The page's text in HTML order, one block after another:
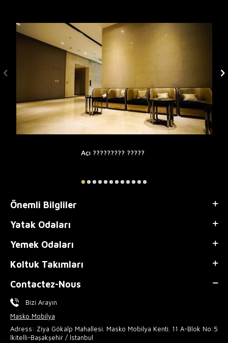
Açı ????????? ?????
Önemli Bilgliler
Yatak Odaları
Yemek Odaları
Koltuk Takımları
Contactez-Nous
Bizi Arayın
Masko Mobilya
Adress: Ziya Gökalp Mahallesi. Masko Mobilya Kenti. 11 A-Blok No:5
İkitelli-Başakşehir / İstanbul